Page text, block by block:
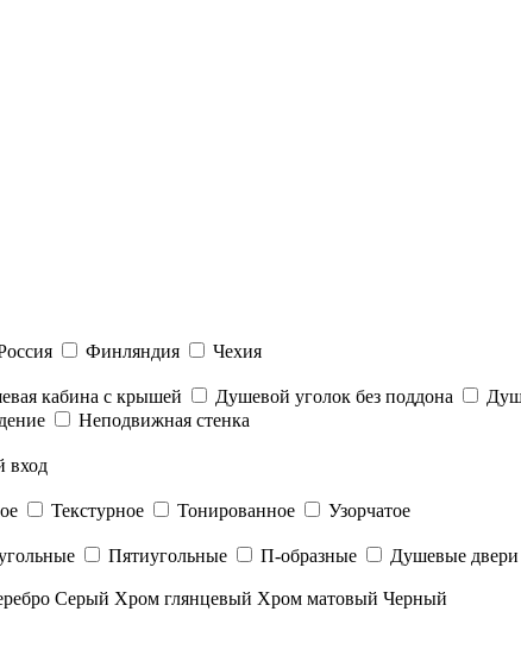
Финляндия
Чехия
кабина с крышей Душевой уголок без поддона
Неподвижная стенка
вход
Текстурное Тонированное
Узорчатое
Пятиугольные П-образные Душевые двери
Серый Хром глянцевый Хром матовый Черный